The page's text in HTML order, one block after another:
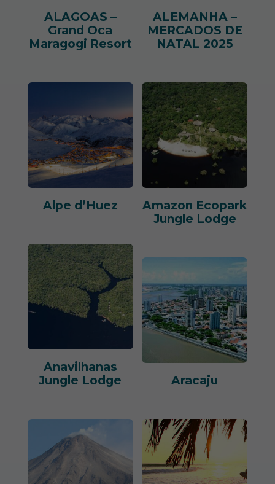
ALAGOAS –
Grand Oca
Maragogi Resort
ALEMANHA –
MERCADOS DE
NATAL 2025
Alpe d’Huez
Amazon Ecopark
Jungle Lodge
Anavilhanas
Jungle Lodge
Aracaju